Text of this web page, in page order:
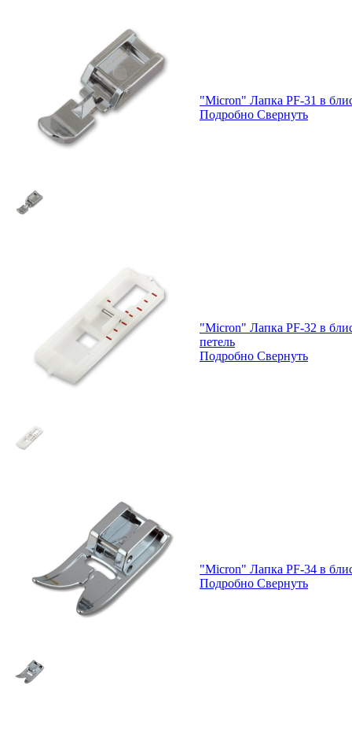
"Micron" Лапка PF-31 в
Подробно Свернуть
"Micron" Лапка PF-32 в
петель
Подробно Свернуть
"Micron" Лапка PF-34 в
Подробно Свернуть